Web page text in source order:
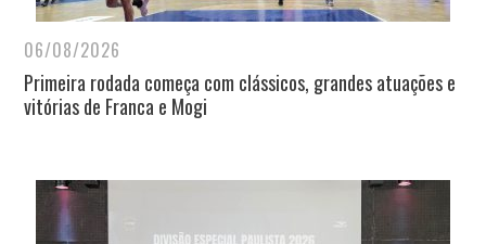
06/08/2026
Primeira rodada começa com clássicos, grandes atuações e
vitórias de Franca e Mogi